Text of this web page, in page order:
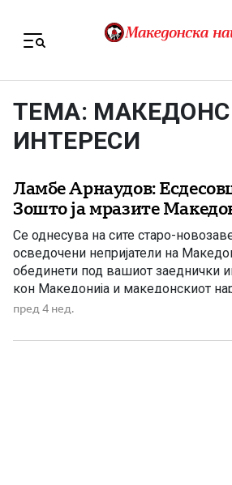
ТЕМА:
ИНТЕРЕСИ
Ламбе Арнаудов:
Зошто ја мразите
Се однесува на сите старо-
осведочени непријатели на
обединети под вашиот заеднички
кон Македонија и македонскиот
само вие сте заслепени. Народот
недоветни. Не ги сакате своите, а
пред 4 нед.